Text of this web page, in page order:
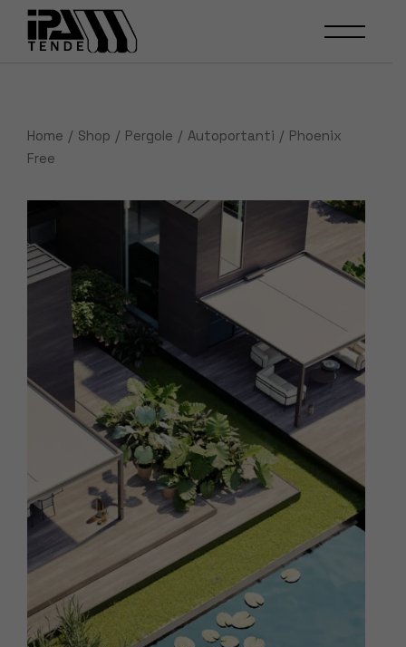
content
Home Shop Pergole Autoportanti
Phoenix
Free